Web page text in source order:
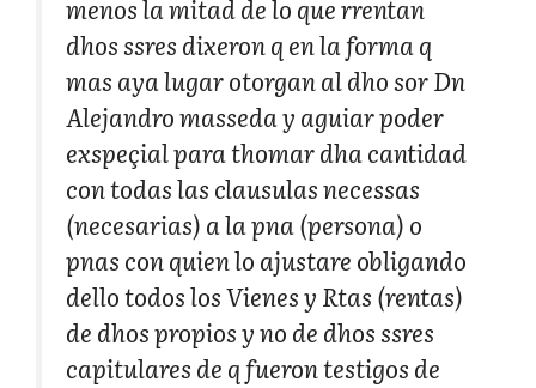
menos la mitad de lo que rrentan
dhos ssres dixeron q en la forma q
mas aya lugar otorgan al dho sor Dn
Alejandro masseda y aguiar poder
exspeçial para thomar dha cantidad
con todas las clausulas necessas
(necesarias) a la pna (persona) o
pnas con quien lo ajustare obligando
dello todos los Vienes y Rtas (rentas)
de dhos propios y no de dhos ssres
capitulares de q fueron testigos de